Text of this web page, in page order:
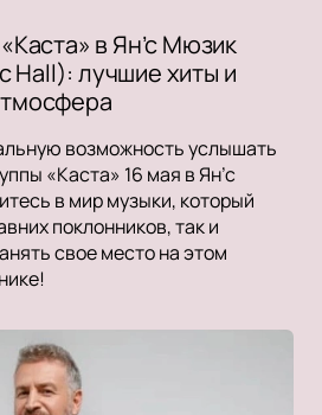
в Ян’с Мюзик
Hall): лучшие хиты и
возможность услышать
«Каста» 16 мая в Ян’с
в мир музыки, который
поклонников, так и
свое место на этом